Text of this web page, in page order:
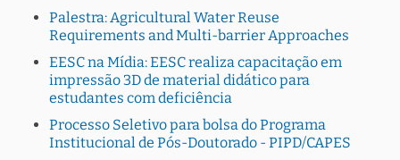
Palestra: Agricultural Water Reuse
Requirements and Multi-barrier Approaches
EESC na Mídia: EESC realiza capacitação em
impressão 3D de material didático para
estudantes com deficiência
Processo Seletivo para bolsa do Programa
Institucional de Pós-Doutorado - PIPD/CAPES